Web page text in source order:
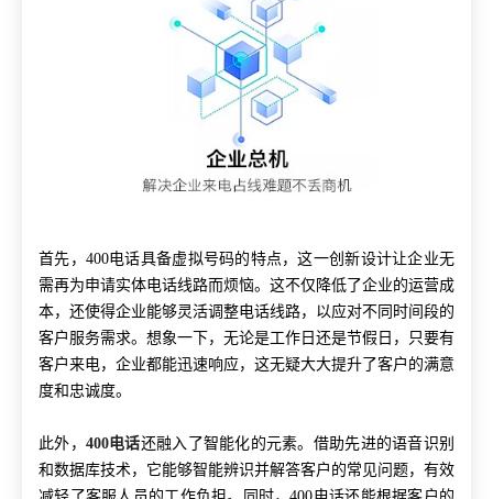
首先，400电话具备虚拟号码的特点，这一创新设计让企业无
需再为申请实体电话线路而烦恼。这不仅降低了企业的运营成
本，还使得企业能够灵活调整电话线路，以应对不同时间段的
客户服务需求。想象一下，无论是工作日还是节假日，只要有
客户来电，企业都能迅速响应，这无疑大大提升了客户的满意
度和忠诚度。
此外， 400电话还融入了智能化的元素。借助先进的语音识别
和数据库技术，它能够智能辨识并解答客户的常见问题，有效